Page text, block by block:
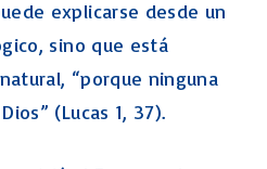
explicarse desde un
sino que está
“porque ninguna
(Lucas 1, 37).